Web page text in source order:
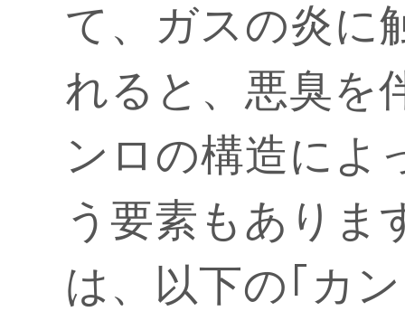
て、ガスの炎に
れると、悪臭を
ンロの構造によ
う要素もありま
は、以下の｢カ